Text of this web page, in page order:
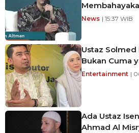
News | 15:37 WIB
Ustaz Solmed
Bukan Cuma
Entertainment |
Ada Ustaz
Ahmad Al